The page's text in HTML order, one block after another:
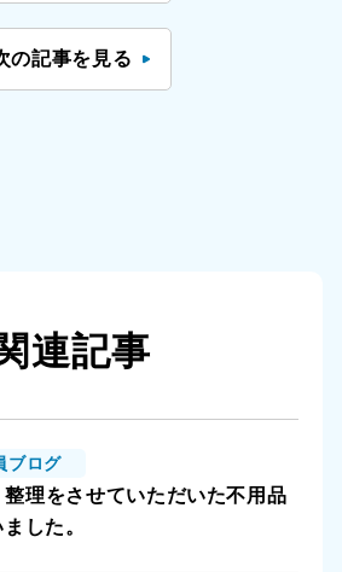
の記事を見る
連記事
ブログ
理をさせていただいた不用品
した。